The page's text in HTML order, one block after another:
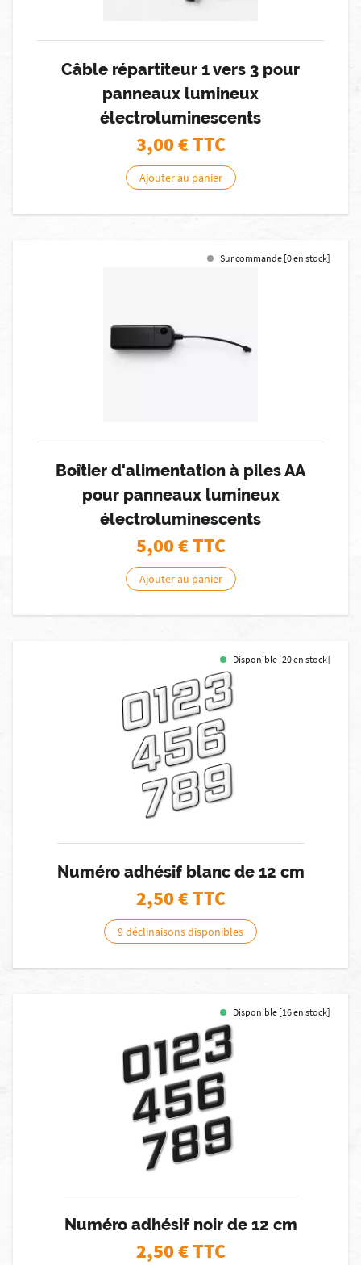
Câble répartiteur 1 vers 3 pour
panneaux lumineux
électroluminescents
3,00€ TTC
Ajouter au panier
Sur commande [0 en stock]
Boîtier d'alimentation à piles AA
pour panneaux lumineux
électroluminescents
5,00€ TTC
Ajouter au panier
Disponible [20 en stock]
Numéro adhésif blanc de 12 cm
2,50€ TTC
9 déclinaisons disponibles
Disponible [16 en stock]
Numéro adhésif noir de 12 cm
2,50€ TTC